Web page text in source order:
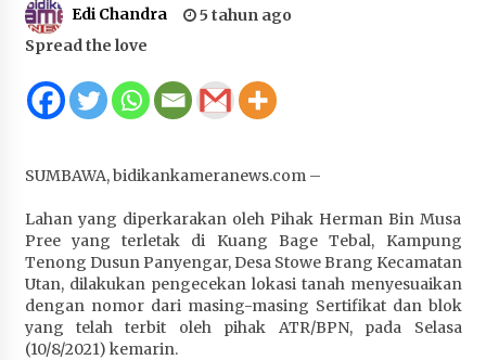
Juanda, Edukasi Masyarakat dalam Mengurus
Administrasi Kendaraan Berupa SIM
HUT ke-46 Dekranas di Makassar, di Hadapan
4 minggu ago
Bupati H. Jarot : Demi Keberlanjutan Pelayanan,
Perumdam Batulanteh Akan Lakukan
Penyesuaian Tarif Air Minum
4 minggu ago
Prestasi Nasional, Polwan Polres Sumbawa
Edi Chandra
5 tahun ago
Spread the love
SUMBAWA, bidikankameranews.com –
Lahan yang diperkarakan oleh Pihak Herman Bin Musa
Pree yang terletak di Kuang Bage Tebal, Kampung
Tenong Dusun Panyengar, Desa Stowe Brang Kecamatan
Utan, dilakukan pengecekan lokasi tanah menyesuaikan
dengan nomor dari masing-masing Sertifikat dan blok
yang telah terbit oleh pihak ATR/BPN, pada Selasa
(10/8/2021) kemarin.